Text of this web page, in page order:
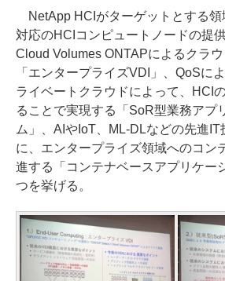
NetApp HCIがターゲットとする領
対応のHCIコンピュートノードの提
Cloud Volumes ONTAPによるクラ
「エンタープライズVDI」、QoSに
ライベートクラウドによって、HCI
ることで実現する「SoR型業務アプ
ム」、AIやIoT、ML-DLなどの先進IT
に、エンタープライズ領域へのコン
進する「コンテナベースアプリケー
つを挙げる。